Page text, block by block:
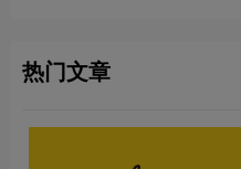
热门文章